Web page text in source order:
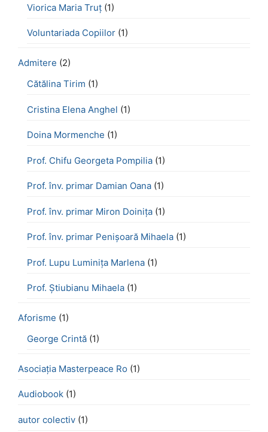
Viorica Maria Truț (1)
Voluntariada Copiilor (1)
Admitere (2)
Cătălina Tirim (1)
Cristina Elena Anghel (1)
Doina Mormenche (1)
Prof. Chifu Georgeta Pompilia (1)
Prof. înv. primar Damian Oana (1)
Prof. înv. primar Miron Doinița (1)
Prof. înv. primar Penișoară Mihaela (1)
Prof. Lupu Luminița Marlena (1)
Prof. Știubianu Mihaela (1)
Aforisme (1)
George Crintă (1)
Asociația Masterpeace Ro (1)
Audiobook (1)
autor colectiv (1)